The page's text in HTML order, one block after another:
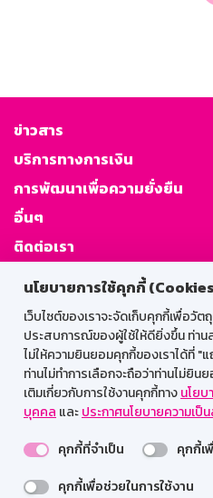
นโยบายการใช้คุกกี้
เว็บไซต์ของเราจะจัดเก็บคุกกี้เพื่อวั
ประสบการณ์ของผู้ใช้ให้ดียิ่งขึ้น ท่าน
ไม่ให้ความยินยอมคุกกี้ของเราได้ที่ "
ท่านไม่ทำการเลือกจะถือว่าท่านไม่ยิ
เติมเกี่ยวกับการใช้งานคุกกี้ทางนโย
บุคคล และประกาศนโยบายความเ
คุกกี้ที่จำเป็น
คุกกี้เ
คุกกี้เพื่อช่วยในการใช้งาน
ข่าวสาร
บริการทางการเงิน
การพัฒนาเพื่อความยั่งยืน
อื่นๆ
ติดต่อเรา
GSB
สำหรับพ
Web HR
GSB
เข้าสู่ระบบ